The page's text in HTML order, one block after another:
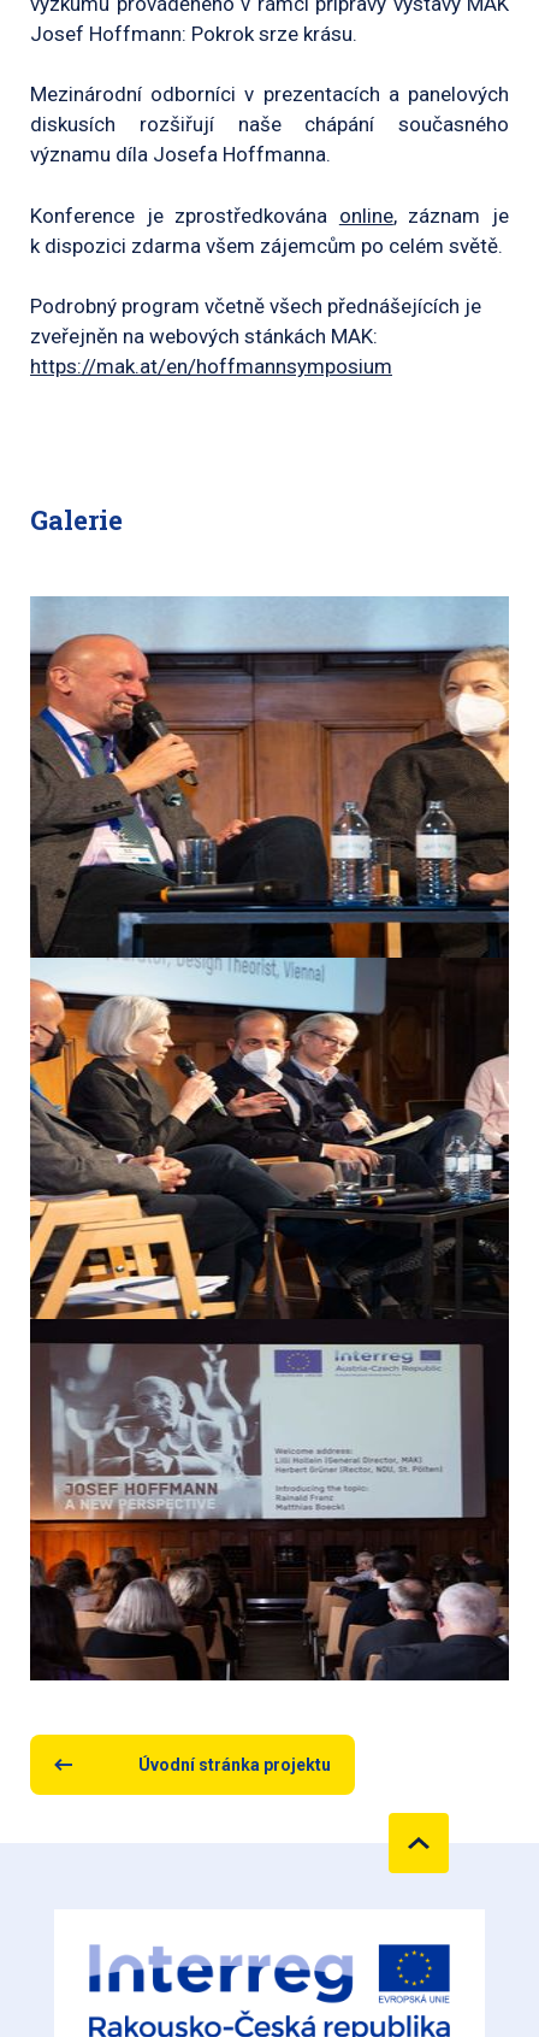
Josef Hoffmann: Pokrok srze krásu.
Mezinárodní odborníci v prezentacích a panelových
diskusích rozšiřují naše chápání současného
významu díla Josefa Hoffmanna.
Konference je zprostředkována online, záznam je
k dispozici zdarma všem zájemcům po celém světě.
Podrobný program včetně všech přednášejících je
zveřejněn na webových stánkách MAK:
https://mak.at/en/hoffmannsymposium
Galerie
Úvodní stránka projektu